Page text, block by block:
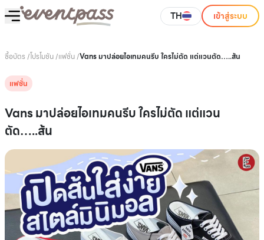
TH เข้าสู่ระบบ
ซื้อบัตร /โปรโมชัน/แฟชั่น/Vans มาปล่อยไอเทมคนรีบ ใครไม่ตัด แต่แวนตัด…..ส้น
แฟชั่น
Vans มาปล่อยไอเทมคนรีบ ใครไม่ตัด แต่แวน
ตัด…..ส้น